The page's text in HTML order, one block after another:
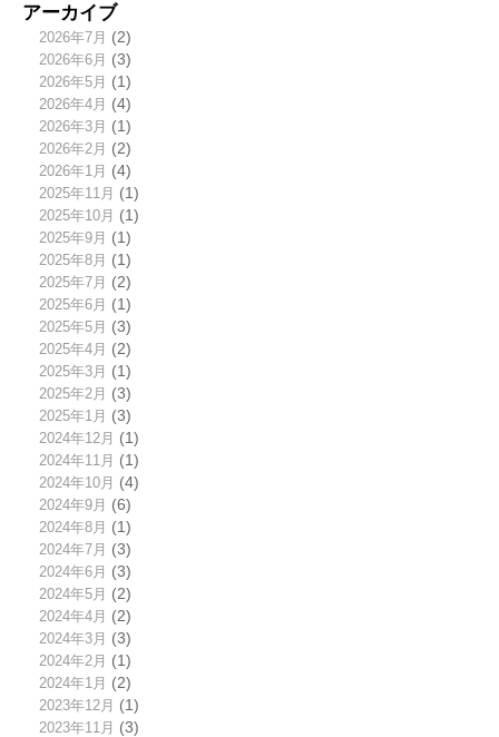
アーカイブ
2026年7月 (2)
2026年6月 (3)
2026年5月 (1)
2026年4月 (4)
2026年3月 (1)
2026年2月 (2)
2026年1月 (4)
2025年11月 (1)
2025年10月 (1)
2025年9月 (1)
2025年8月 (1)
2025年7月 (2)
2025年6月 (1)
2025年5月 (3)
2025年4月 (2)
2025年3月 (1)
2025年2月 (3)
2025年1月 (3)
2024年12月 (1)
2024年11月 (1)
2024年10月 (4)
2024年9月 (6)
2024年8月 (1)
2024年7月 (3)
2024年6月 (3)
2024年5月 (2)
2024年4月 (2)
2024年3月 (3)
2024年2月 (1)
2024年1月 (2)
2023年12月 (1)
2023年11月 (3)